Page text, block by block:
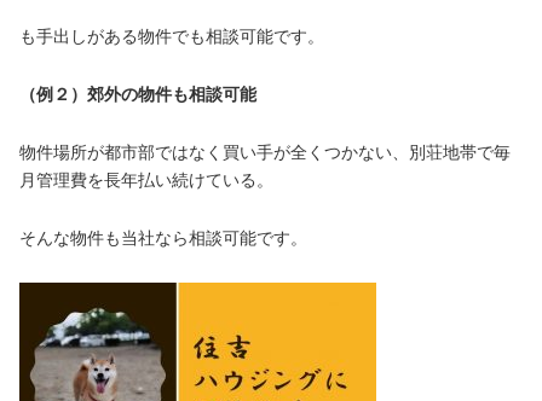
も手出しがある物件でも相談可能です。
（例２）郊外の物件も相談可能
物件場所が都市部ではなく買い手が全くつかない、別荘地帯で毎
月管理費を長年払い続けている。
そんな物件も当社なら相談可能です。